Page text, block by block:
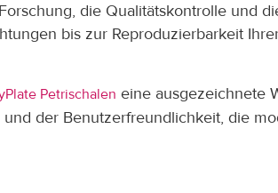
die Qualitätskontrolle und
bis zur Reproduzierbarkeit
Petrischalen eine ausgezeichnete
der Benutzerfreundlichkeit, die